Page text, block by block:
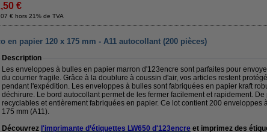
€
€ hors 21% de TVA
en papier 120 x 175 mm - A11 autocollant (200 pièces)
Description
Les enveloppes à bulles en papier marron d'123encre sont parfaites pour
du courrier fragile. Grâce à la doublure à coussin d'air, vos articles restent
pendant l'expédition. Les enveloppes à bulles sont fabriquées en papier kraft
déchirure. Le bord autocollant permet de les fermer facilement et rapidement.
recyclables et entièrement fabriquées en papier. Ce lot contient 200 enveloppes
175 mm (A11).
Découvrez l'imprimante d’étiquettes LW650 d'123encre et imprimez des